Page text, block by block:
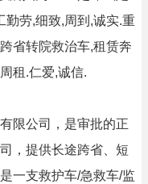
勤劳,细致,周到,诚实.重
省转院救治车,租赁奔
租.仁爱,诚信.
限公司，是审批的正
，提供长途跨省、短
一支救护车/急救车/监